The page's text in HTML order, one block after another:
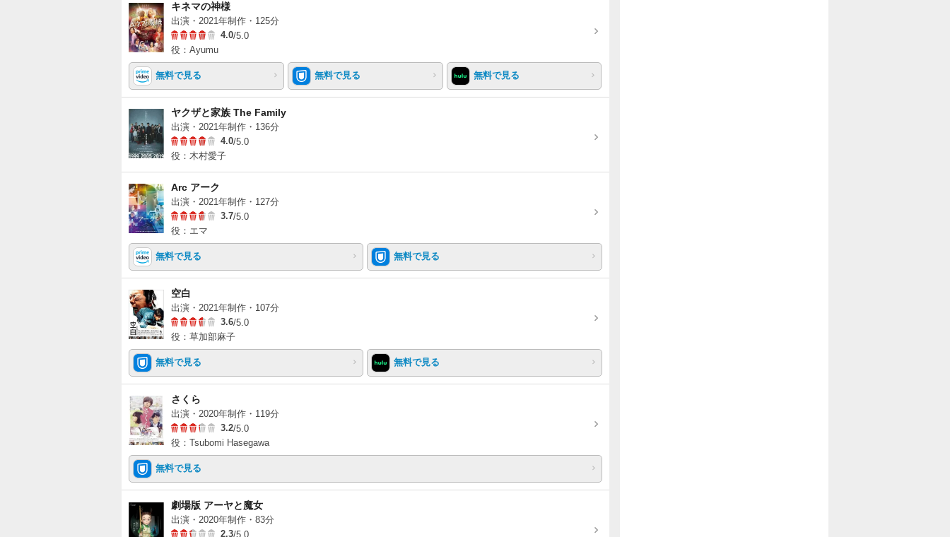
キネマの神様
出演・2021年制作・125分
4.0/5.0
役：Ayumu
無料で見る 無料で見る 無料で見る
ヤクザと家族 The Family
出演・2021年制作・136分
4.0/5.0
役：木村愛子
Arc アーク
出演・2021年制作・127分
3.7/5.0
役：エマ
無料で見る 無料で見る
空白
出演・2021年制作・107分
3.6/5.0
役：草加部麻子
無料で見る 無料で見る
さくら
出演・2020年制作・119分
3.2/5.0
役：Tsubomi Hasegawa
無料で見る
劇場版 アーヤと魔女
出演・2020年制作・83分
2.3/5.0